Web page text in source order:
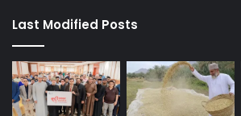
Last Modified Posts